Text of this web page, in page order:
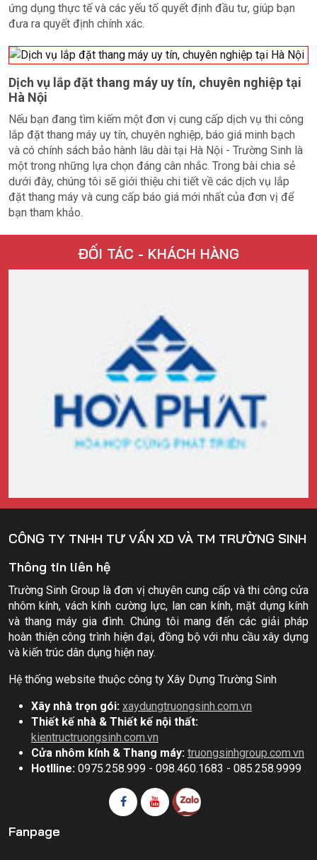
ứng dụng thực tế và các yếu tố quyết định đầu tư, giúp bạn
đưa ra quyết định chính xác.
Dịch vụ lắp đặt thang máy uy tín, chuyên nghiệp tại
Hà Nội
Nếu bạn đang tìm kiếm một đơn vị cung cấp dịch vụ thi công
lắp đặt thang máy uy tín, chuyên nghiệp, báo giá minh bạch
và có chính sách bảo hành lâu dài tại Hà Nội - Trường Sinh là
một trong những lựa chọn đáng cân nhắc. Trong bài chia sẻ
dưới đây, chúng tôi sẽ giới thiệu chi tiết về các dịch vụ lắp
đặt thang máy và cung cấp báo giá mới nhất của đơn vị để
bạn tham khảo.
ĐỐI TÁC - KHÁCH HÀNG
CÔNG TY TNHH TƯ VẤN XD VÀ TM TRƯỜNG SINH
Thông tin liên hệ
Trường Sinh Group là đơn vị chuyên cung cấp và thi công cửa
nhôm kính, vách kính cường lực, lan can kính, mặt dựng kính
và thang máy gia đình. Chúng tôi mang đến các giải pháp
hoàn thiện công trình hiện đại, đồng bộ với nhu cầu xây dựng
và kiến trúc dân dụng hiện nay.
Hệ thống website thuộc công ty Xây Dựng Trường Sinh
Xây nhà trọn gói: xaydungtruongsinh.com.vn
Thiết kế nhà & Thiết kế nội thất:
kientructruongsinh.com.vn
Cửa nhôm kính & Thang máy: truongsinhgroup.com.vn
Hotlline: 0975.258.999 - 098.460.1683 - 085.258.9999
Fanpage